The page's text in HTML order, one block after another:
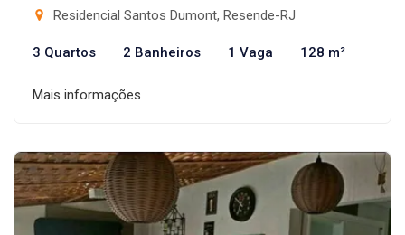
Residencial Santos Dumont, Resende-RJ
3 Quartos 2 Banheiros 1 Vaga 128 m²
Mais informações